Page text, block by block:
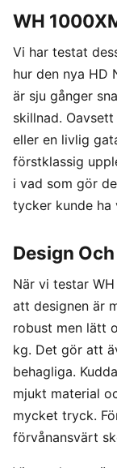
WH
Vi har testat
hur den nya HD
är sju gånger
skillnad.
eller en livlig
förstklassig
i vad som gör
tycker kunde ha
Design
När vi testar
att designen är
robust men lätt
kg. Det gör att
behagliga.
mjukt material
mycket tryck.
förvånansvärt